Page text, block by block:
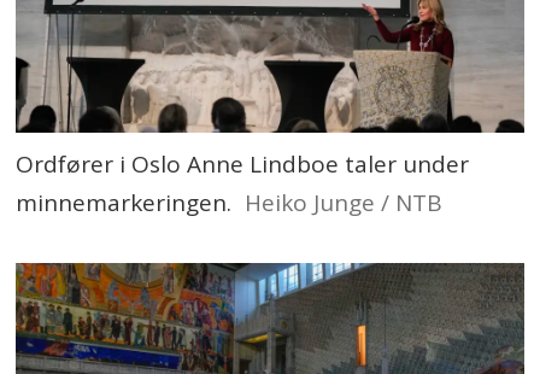
Ordfører i Oslo Anne Lindboe taler under
minnemarkeringen. Heiko Junge / NTB